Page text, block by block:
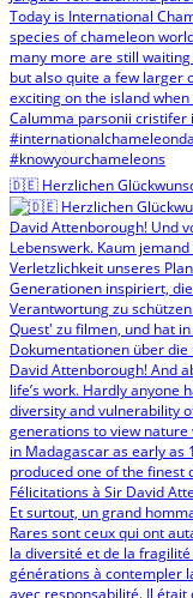
🇩🇪 Herzlichen